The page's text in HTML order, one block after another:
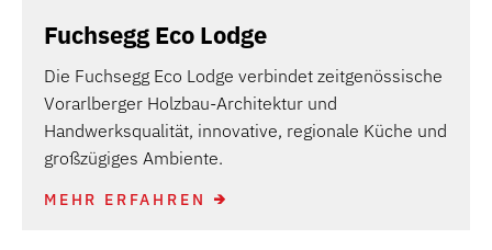
Fuchsegg Eco Lodge
Die Fuchsegg Eco Lodge verbindet zeitgenössische
Vorarlberger Holzbau-Architektur und
Handwerksqualität, innovative, regionale Küche und
großzügiges Ambiente.
MEHR ERFAHREN